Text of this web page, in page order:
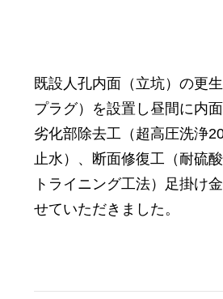
既設人孔内面（立坑）の更
プラグ）を設置し昼間に内
劣化部除去工（超高圧洗浄
止水）、断面修復工（耐硫
トライニング工法）足掛け
せていただきました。